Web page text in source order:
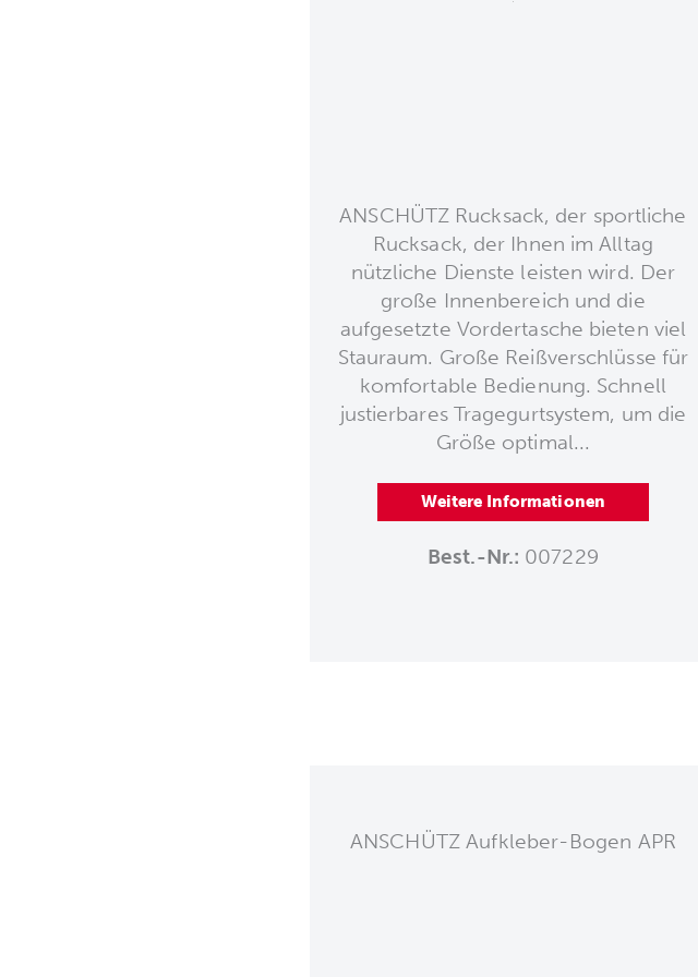
ANSCHÜTZ Rucksack, der sportliche
Rucksack, der Ihnen im Alltag
nützliche Dienste leisten wird. Der
große Innenbereich und die
aufgesetzte Vordertasche bieten viel
Stauraum. Große Reißverschlüsse für
komfortable Bedienung. Schnell
justierbares Tragegurtsystem, um die
Größe optimal...
Weitere Informationen
Best.-Nr.: 007229
ANSCHÜTZ Aufkleber-Bogen APR